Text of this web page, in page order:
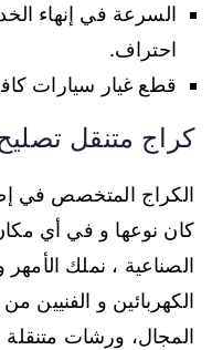
السرعة في إنهاء
احتراف.
قطع غيار سيارات
كراج متنقل
الكراج المتخصص في
كان نوعها و في أي
الصناعية ، نملك
الكهربائين و الفنيين
المجال، ورشات